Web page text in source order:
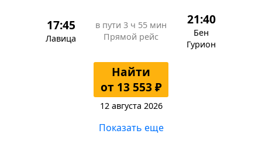
17:45
Лавица
в пути 3 ч 55 мин
Прямой рейс
21:40
Бен
Гурион
Найти
от 13 553 ₽
12 августа 2026
Показать еще